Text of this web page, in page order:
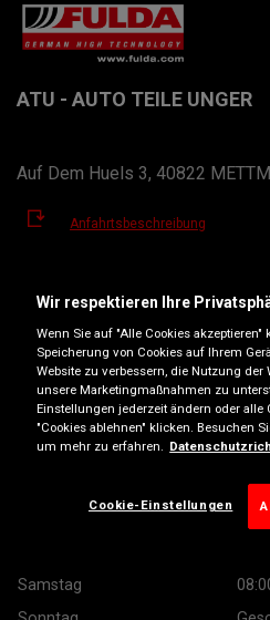
ATU - AUTO TEILE UNGER
Auf Dem Huels 3, 40822
Anfahrtsbeschreibung
Telefonnummer anzeigen
mettmann@atu.de
Öffnungszeiten
Montag
Dienstag
Samstag
Wir respektieren Ihre
Wenn Sie auf "Alle Cookies
Speicherung von Cookies auf Ihrem
Website zu verbessern, die Nutzung der
unsere Marketingmaßnahmen zu
Einstellungen jederzeit ändern oder alle
"Cookies ablehnen" klicken. Besuchen
um mehr zu erfahren.
Cookie-Einstellungen